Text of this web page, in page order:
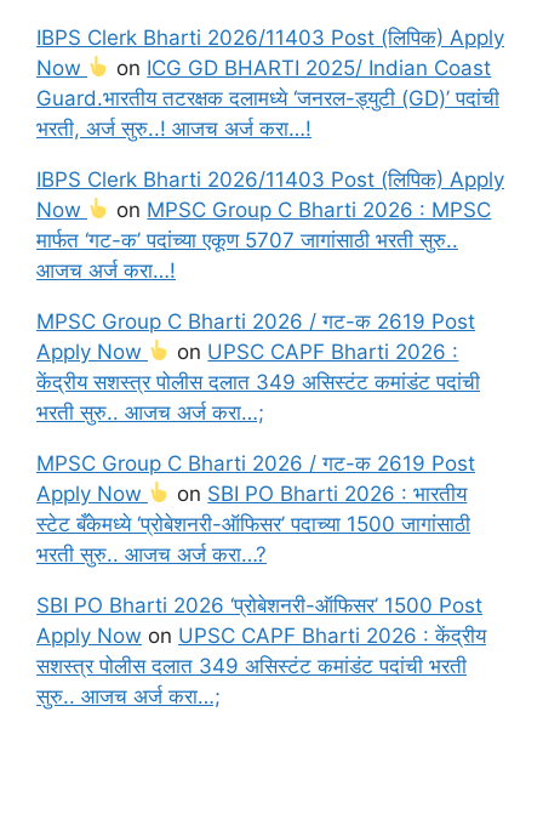
IBPS Clerk Bharti 2026/11403 Post (लिपिक) Apply
Now
on ICG GD BHARTI 2025/ Indian Coast
Guard.भारतीय तटरक्षक दलामध्ये ‘जनरल-ड्युटी (GD)’ पदांची
भरती, अर्ज सुरु..! आजच अर्ज करा…!
IBPS Clerk Bharti 2026/11403 Post (लिपिक) Apply
Now
on MPSC Group C Bharti 2026 : MPSC
मार्फत ‘गट-क’ पदांच्या एकूण 5707 जागांसाठी भरती सुरु..
आजच अर्ज करा…!
MPSC Group C Bharti 2026 / गट-क 2619 Post
Apply Now
on UPSC CAPF Bharti 2026 :
केंद्रीय सशस्त्र पोलीस दलात 349 असिस्टंट कमांडंट पदांची
भरती सुरु.. आजच अर्ज करा…;
MPSC Group C Bharti 2026 / गट-क 2619 Post
Apply Now
on SBI PO Bharti 2026 : भारतीय
स्टेट बँकेमध्ये ‘प्रोबेशनरी-ऑफिसर’ पदाच्या 1500 जागांसाठी
भरती सुरु.. आजच अर्ज करा…?
SBI PO Bharti 2026 ‘प्रोबेशनरी-ऑफिसर’ 1500 Post
Apply Now on UPSC CAPF Bharti 2026 : केंद्रीय
सशस्त्र पोलीस दलात 349 असिस्टंट कमांडंट पदांची भरती
सुरु.. आजच अर्ज करा…;